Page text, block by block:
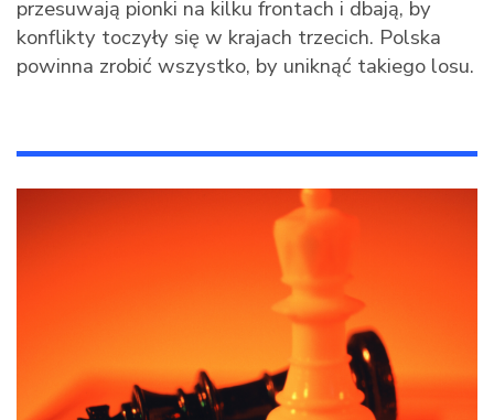
przesuwają pionki na kilku frontach i dbają, by
konflikty toczyły się w krajach trzecich. Polska
powinna zrobić wszystko, by uniknąć takiego losu.